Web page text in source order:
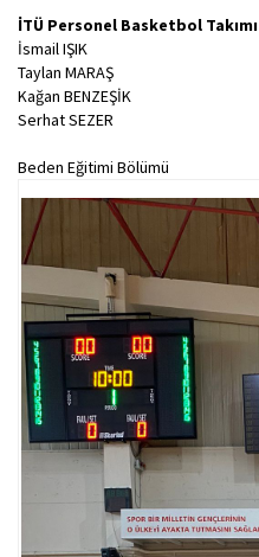
İTÜ Personel Basketbol Takımı
İsmail IŞIK
Taylan MARAŞ
Kağan BENZEŞİK
Serhat SEZER
Beden Eğitimi Bölümü